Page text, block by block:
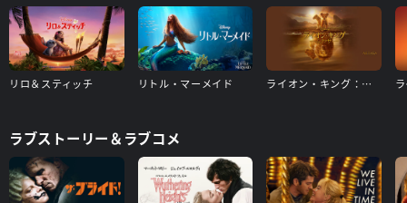
リロ＆スティッチ リトル・マーメイド ライオン・キング：ムファサ
ラブストーリー＆ラブコメ